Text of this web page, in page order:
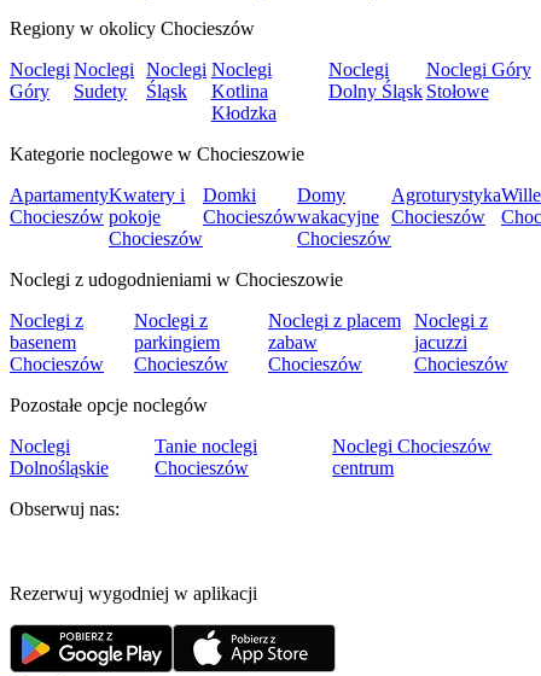
Regiony w okolicy Chocieszów
Noclegi
Góry
Noclegi
Sudety
Noclegi
Śląsk
Noclegi
Kotlina
Kłodzka
Noclegi
Dolny Śląsk
Noclegi Góry
Stołowe
Kategorie noclegowe w Chocieszowie
Apartamenty
Chocieszów
Kwatery i
pokoje
Chocieszów
Domki
Chocieszów
Domy
wakacyjne
Chocieszów
Agroturystyka
Chocieszów
Wille
Noclegi z udogodnieniami w Chocieszowie
Noclegi z
basenem
Chocieszów
Noclegi z
parkingiem
Chocieszów
Noclegi z placem
zabaw
Chocieszów
Noclegi z
jacuzzi
Chocieszów
Pozostałe opcje noclegów
Noclegi
Dolnośląskie
Tanie noclegi
Chocieszów
Noclegi Chocieszów
centrum
Obserwuj nas:
Rezerwuj wygodniej w aplikacji